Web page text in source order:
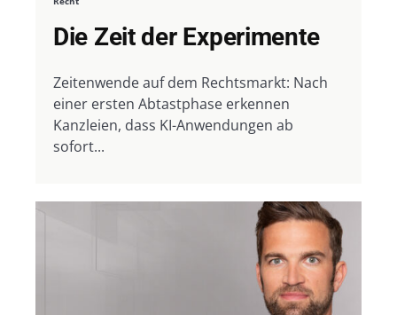
Die Zeit der Experimente
Zeitenwende auf dem Rechtsmarkt: Nach
einer ersten Abtastphase erkennen
Kanzleien, dass KI-Anwendungen ab
sofort...